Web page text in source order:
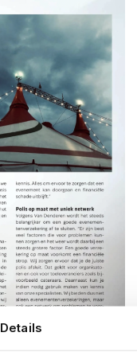
Details